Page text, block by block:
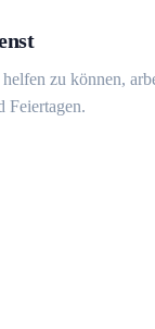
zu können,
Feiertagen.